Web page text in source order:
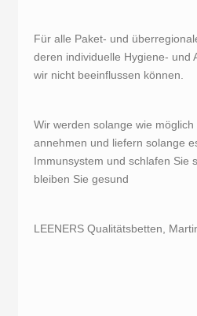
Für alle Paket- und
deren individuelle Hygiene- und
wir nicht beeinflussen können.
Wir werden solange wie
annehmen und liefern solange
Immunsystem und schlafen Sie
bleiben Sie gesund
LEENERS Qualitätsbetten,